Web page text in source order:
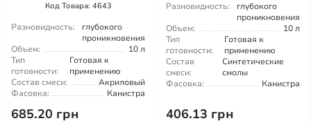
Код Товара: 4643
Разновидность:
глубокого
проникновения
Объем:
10 л
Тип
готовности:
Готовая к
применению
Состав смеси:
Акриловый
Фасовка:
Канистра
685.20 грн
Разновидность:
глубокого
проникновения
Объем:
10 л
Тип
готовности:
Готовая к
применению
Состав
смеси:
Синтетические
смолы
Фасовка:
Канистра
406.13 грн